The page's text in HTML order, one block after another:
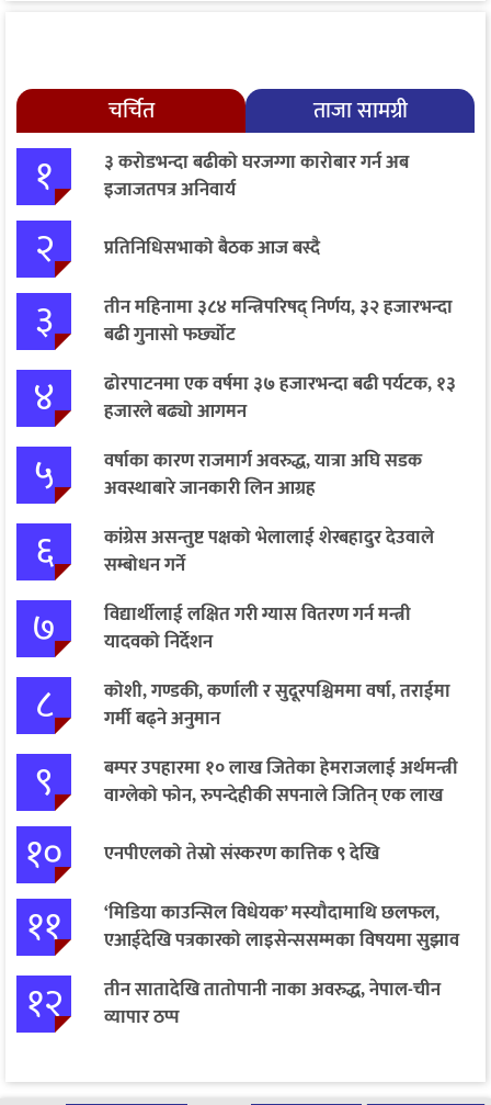
चर्चित ताजा सामग्री
१
३ करोडभन्दा बढीको घरजग्गा कारोबार गर्न अब
इजाजतपत्र अनिवार्य
२ प्रतिनिधिसभाको बैठक आज बस्दै
३
तीन महिनामा ३८४ मन्त्रिपरिषद् निर्णय, ३२ हजारभन्दा
बढी गुनासो फर्छ्योट
४
ढोरपाटनमा एक वर्षमा ३७ हजारभन्दा बढी पर्यटक, १३
हजारले बढ्यो आगमन
५
वर्षाका कारण राजमार्ग अवरुद्ध, यात्रा अघि सडक
अवस्थाबारे जानकारी लिन आग्रह
६
कांग्रेस असन्तुष्ट पक्षको भेलालाई शेरबहादुर देउवाले
सम्बोधन गर्ने
७
विद्यार्थीलाई लक्षित गरी ग्यास वितरण गर्न मन्त्री
यादवको निर्देशन
८
कोशी, गण्डकी, कर्णाली र सुदूरपश्चिममा वर्षा, तराईमा
गर्मी बढ्ने अनुमान
९
बम्पर उपहारमा १० लाख जितेका हेमराजलाई अर्थमन्त्री
वाग्लेको फोन, रुपन्देहीकी सपनाले जितिन् एक लाख
१० एनपीएलको तेस्रो संस्करण कात्तिक ९ देखि
११
‘मिडिया काउन्सिल विधेयक’ मस्यौदामाथि छलफल,
एआईदेखि पत्रकारको लाइसेन्ससम्मका विषयमा सुझाव
१२
तीन सातादेखि तातोपानी नाका अवरुद्ध, नेपाल-चीन
व्यापार ठप्प